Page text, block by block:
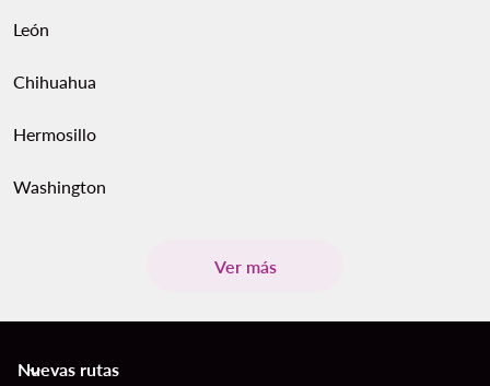
León
Chihuahua
Hermosillo
Washington
Ver más
Nuevas rutas
keyboard_arrow_down